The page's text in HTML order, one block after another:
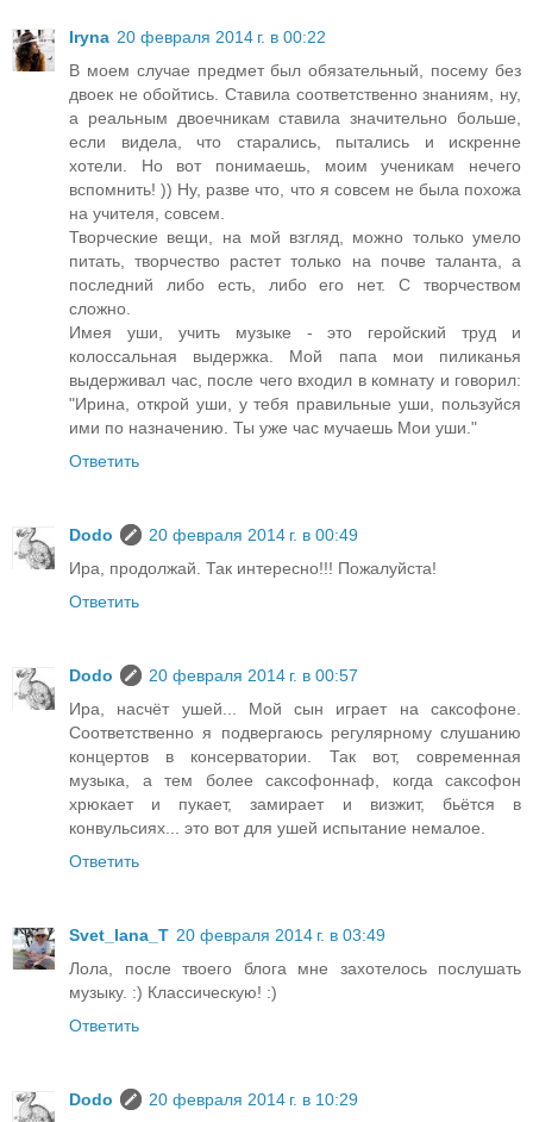
Iryna 20 февраля 2014 г. в 00:22
В моем случае предмет был обязательный, посему без
двоек не обойтись. Ставила соответственно знаниям, ну,
а реальным двоечникам ставила значительно больше,
если видела, что старались, пытались и искренне
хотели. Но вот понимаешь, моим ученикам нечего
вспомнить! )) Ну, разве что, что я совсем не была похожа
на учителя, совсем.
Творческие вещи, на мой взгляд, можно только умело
питать, творчество растет только на почве таланта, а
последний либо есть, либо его нет. С творчеством
сложно.
Имея уши, учить музыке - это геройский труд и
колоссальная выдержка. Мой папа мои пиликанья
выдерживал час, после чего входил в комнату и говорил:
"Ирина, открой уши, у тебя правильные уши, пользуйся
ими по назначению. Ты уже час мучаешь Мои уши."
Ответить
Dodo
20 февраля 2014 г. в 00:49
Ира, продолжай. Так интересно!!! Пожалуйста!
Ответить
Dodo
20 февраля 2014 г. в 00:57
Ира, насчёт ушей... Мой сын играет на саксофоне.
Соответственно я подвергаюсь регулярному слушанию
концертов в консерватории. Так вот, современная
музыка, а тем более саксофоннаф, когда саксофон
хрюкает и пукает, замирает и визжит, бьётся в
конвульсиях... это вот для ушей испытание немалое.
Ответить
Svet_lana_T 20 февраля 2014 г. в 03:49
Лола, после твоего блога мне захотелось послушать
музыку. :) Классическую! :)
Ответить
Dodo
20 февраля 2014 г. в 10:29